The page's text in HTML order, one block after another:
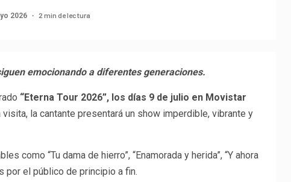
2026 2 min de lectura
emocionando a diferentes generaciones.
“Eterna Tour 2026”, los días 9 de julio en Movistar
visita, la cantante presentará un show imperdible, vibrante y
como “Tu dama de hierro”, “Enamorada y herida”, “Y ahora
por el público de principio a fin.